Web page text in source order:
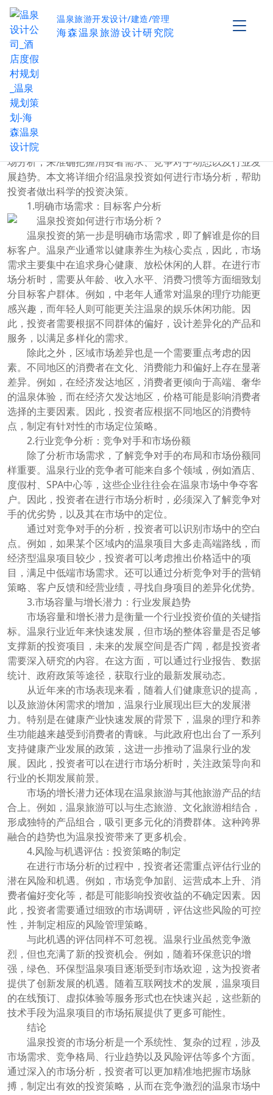
温泉旅游开发设计/建造/管理
海森温泉旅游设计研究院
温泉投资作为近年来快速发展的行业，凭借其独特的自
然资源和健康养生的理念，吸引了越来越多的投资者。温泉
投资的成功不仅依赖于资源的优越性，还需要通过深入的市
场分析，来准确把握消费者需求、竞争对手动态以及行业发
展趋势。本文将详细介绍温泉投资如何进行市场分析，帮助
投资者做出科学的投资决策。
1.明确市场需求：目标客户分析
温泉投资的第一步是明确市场需求，即了解谁是你的目
标客户。温泉产业通常以健康养生为核心卖点，因此，市场
需求主要集中在追求身心健康、放松休闲的人群。在进行市
场分析时，需要从年龄、收入水平、消费习惯等方面细致划
分目标客户群体。例如，中老年人通常对温泉的理疗功能更
感兴趣，而年轻人则可能更关注温泉的娱乐休闲功能。因
此，投资者需要根据不同群体的偏好，设计差异化的产品和
服务，以满足多样化的需求。
除此之外，区域市场差异也是一个需要重点考虑的因
素。不同地区的消费者在文化、消费能力和偏好上存在显著
差异。例如，在经济发达地区，消费者更倾向于高端、奢华
的温泉体验，而在经济欠发达地区，价格可能是影响消费者
选择的主要因素。因此，投资者应根据不同地区的消费特
点，制定有针对性的市场定位策略。
2.行业竞争分析：竞争对手和市场份额
除了分析市场需求，了解竞争对手的布局和市场份额同
样重要。温泉行业的竞争者可能来自多个领域，例如酒店、
度假村、SPA中心等，这些企业往往会在温泉市场中争夺客
户。因此，投资者在进行市场分析时，必须深入了解竞争对
手的优劣势，以及其在市场中的定位。
通过对竞争对手的分析，投资者可以识别市场中的空白
点。例如，如果某个区域内的温泉项目大多走高端路线，而
经济型温泉项目较少，投资者可以考虑推出价格适中的项
目，满足中低端市场需求。还可以通过分析竞争对手的营销
策略、客户反馈和经营业绩，寻找自身项目的差异化优势。
3.市场容量与增长潜力：行业发展趋势
市场容量和增长潜力是衡量一个行业投资价值的关键指
标。温泉行业近年来快速发展，但市场的整体容量是否足够
支撑新的投资项目，未来的发展空间是否广阔，都是投资者
需要深入研究的内容。在这方面，可以通过行业报告、数据
统计、政府政策等途径，获取行业的最新发展动态。
从近年来的市场表现来看，随着人们健康意识的提高，
以及旅游休闲需求的增加，温泉行业展现出巨大的发展潜
力。特别是在健康产业快速发展的背景下，温泉的理疗和养
生功能越来越受到消费者的青睐。与此政府也出台了一系列
支持健康产业发展的政策，这进一步推动了温泉行业的发
展。因此，投资者可以在进行市场分析时，关注政策导向和
行业的长期发展前景。
市场的增长潜力还体现在温泉旅游与其他旅游产品的结
合上。例如，温泉旅游可以与生态旅游、文化旅游相结合，
形成独特的产品组合，吸引更多元化的消费群体。这种跨界
融合的趋势也为温泉投资带来了更多机会。
4.风险与机遇评估：投资策略的制定
在进行市场分析的过程中，投资者还需重点评估行业的
潜在风险和机遇。例如，市场竞争加剧、运营成本上升、消
费者偏好变化等，都是可能影响投资收益的不确定因素。因
此，投资者需要通过细致的市场调研，评估这些风险的可控
性，并制定相应的风险管理策略。
与此机遇的评估同样不可忽视。温泉行业虽然竞争激
烈，但也充满了新的投资机会。例如，随着环保意识的增
强，绿色、环保型温泉项目逐渐受到市场欢迎，这为投资者
提供了创新发展的机遇。随着互联网技术的发展，温泉项目
的在线预订、虚拟体验等服务形式也在快速兴起，这些新的
技术手段为温泉项目的市场拓展提供了更多可能性。
结论
温泉投资的市场分析是一个系统性、复杂的过程，涉及
市场需求、竞争格局、行业趋势以及风险评估等多个方面。
通过深入的市场分析，投资者可以更加精准地把握市场脉
搏，制定出有效的投资策略，从而在竞争激烈的温泉市场中